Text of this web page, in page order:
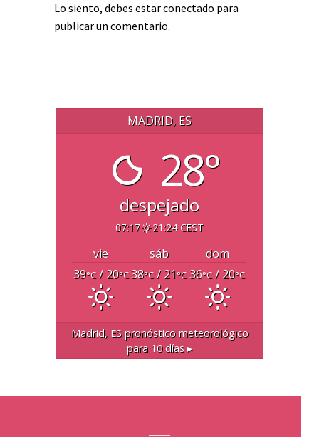
Lo siento, debes estarconectado para
publicar un comentario.
MADRID, ES
28°
despejado
07:17 21:24 CEST
vie sáb
dom
39°C/ 20°C38°C/ 21°C 36°C/ 20°C
Madrid, ESpronóstico meteorológico
para 10 días ▸